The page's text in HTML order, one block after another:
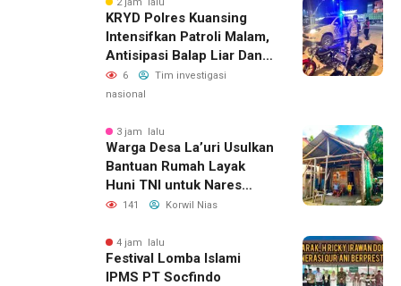
KRYD Polres Kuansing
Intensifkan Patroli Malam,
Antisipasi Balap Liar Dan
Gangguan Kamtibmas
6
Tim investigasi
nasional
3 jam lalu
Warga Desa La’uri Usulkan
Bantuan Rumah Layak
Huni TNI untuk Nares
Zandroto
141 Korwil Nias
4 jam lalu
Festival Lomba Islami
IPMS PT Socfindo